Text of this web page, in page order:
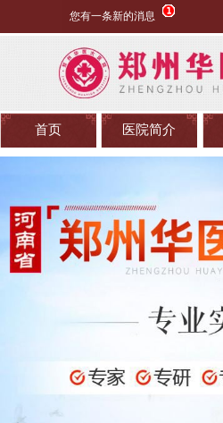
您有一条新的消息
首页 医院简介